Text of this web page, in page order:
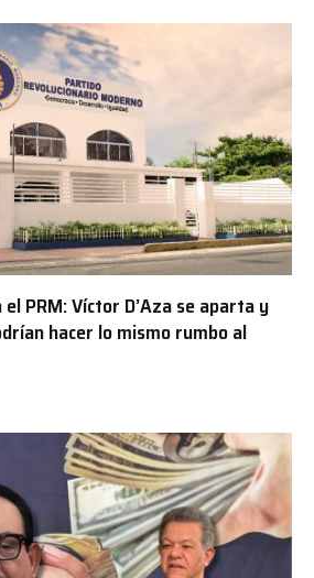
PRM: Víctor D’Aza se aparta y
hacer lo mismo rumbo al